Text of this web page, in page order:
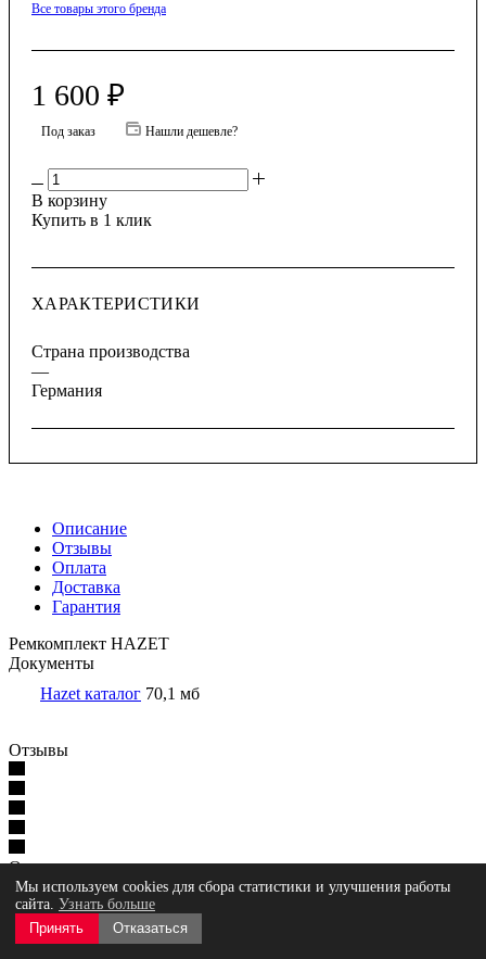
Все товары этого бренда
1 600 ₽
Под заказ Нашли дешевле?
В корзину
Купить в 1 клик
ХАРАКТЕРИСТИКИ
Страна производства
—
Германия
Описание
Отзывы
Оплата
Доставка
Гарантия
Ремкомплект HAZET
Документы
Hazet каталог 70,1 мб
Отзывы
Оставить отзыв
Загрузка отзывов...
Мы используем cookies для сбора статистики и улучшения работы
сайта. Узнать больше
Принять
Отказаться